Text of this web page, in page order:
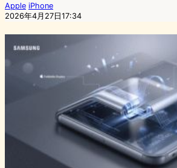
Apple iPhone
2026年4月27日17:34